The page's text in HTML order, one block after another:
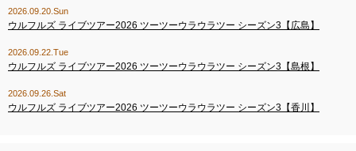
2026.09.20.Sun
ウルフルズ ライブツアー2026 ツーツーウラウラツー シーズン3【広島】
2026.09.22.Tue
ウルフルズ ライブツアー2026 ツーツーウラウラツー シーズン3【島根】
2026.09.26.Sat
ウルフルズ ライブツアー2026 ツーツーウラウラツー シーズン3【香川】